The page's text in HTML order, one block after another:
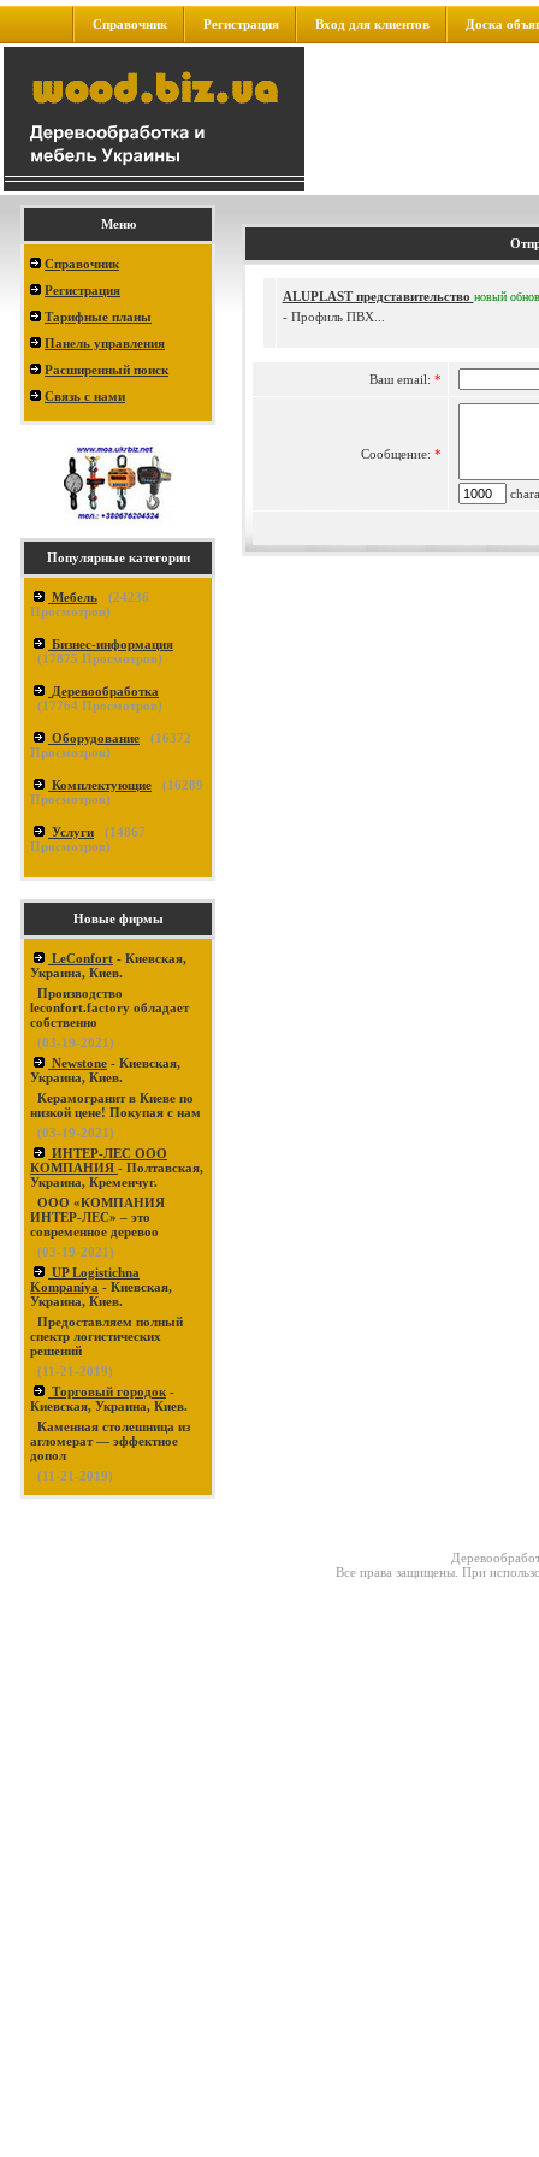
Справочник Регистрация Вход для клиентов Доска
Меню
Справочник
Регистрация
Тарифные планы
Панель управления
Расширенный поиск
Связь с нами
Популярные категории
Мебель (24236
Просмотров)
Бизнес-информация
(17875 Просмотров)
Деревообработка
(17764 Просмотров)
Оборудование (16372
Просмотров)
Комплектующие (16289
Просмотров)
Услуги (14867
Просмотров)
Новые фирмы
LeConfort - Киевская,
Украина, Киев.
Производство
leconfort.factory обладает
собственно
(03-19-2021)
Newstone - Киевская,
Украина, Киев.
Керамогранит в Киеве по
низкой цене! Покупая с нам
(03-19-2021)
ИНТЕР-ЛЕС ООО
КОМПАНИЯ - Полтавская,
Украина, Кременчуг.
ООО «КОМПАНИЯ
ИНТЕР-ЛЕС» – это
современное деревоо
(03-19-2021)
UP Logistichna
Kompaniya - Киевская,
Украина, Киев.
Предоставляем полный
спектр логистических
решений
(11-21-2019)
Торговый городок -
Киевская, Украина, Киев.
Каменная столешница из
агломерат — эффектное
допол
(11-21-2019)
ALUPLAST представительство новый
- Профиль ПВХ...
Ваш email: *
Сообщение: *
Все права защищены. При